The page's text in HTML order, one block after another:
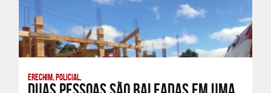
Erechim, Policial,